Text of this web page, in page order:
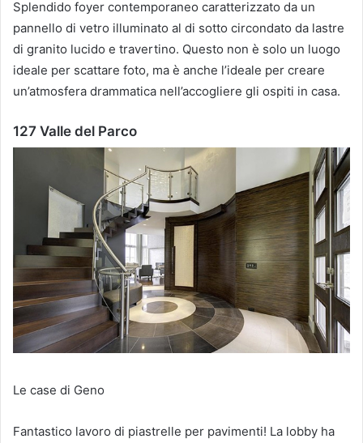
Splendido foyer contemporaneo caratterizzato da un
pannello di vetro illuminato al di sotto circondato da lastre
di granito lucido e travertino. Questo non è solo un luogo
ideale per scattare foto, ma è anche l’ideale per creare
un’atmosfera drammatica nell’accogliere gli ospiti in casa.
127 Valle del Parco
Le case di Geno
Fantastico lavoro di piastrelle per pavimenti! La lobby ha